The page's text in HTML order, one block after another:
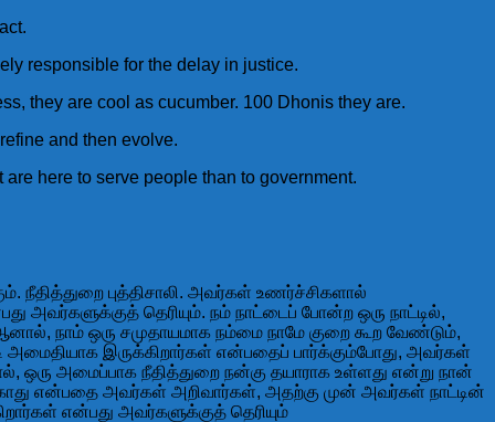
responsible for the delay in justice.
they are cool as cucumber. 100 Dhonis they are.
and then evolve.
here to serve people than to government.
நீதித்துறை புத்திசாலி. அவர்கள் உணர்ச்சிகளால்
தெரியும். நம் நாட்டைப் போன்ற ஒரு நாட்டில்,
நாம் ஒரு சமுதாயமாக நம்மை நாமே குறை கூற வேண்டும்,
அமைதியாக இருக்கிறார்கள் என்பதைப் பார்க்கும்போது, அவர்கள்
அமைப்பாக நீதித்துறை நன்கு தயாராக உள்ளது என்று நான்
என்பதை அவர்கள் அறிவார்கள், அதற்கு முன் அவர்கள் நாட்டின்
என்பது அவர்களுக்குத் தெரியும்